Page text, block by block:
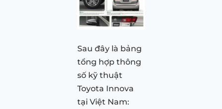
Sau đây là bảng
tổng hợp thông
số kỹ thuật
Toyota Innova
tại Việt Nam: